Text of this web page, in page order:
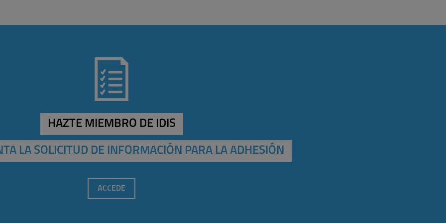
HAZTE MIEMBRO DE IDIS
LA SOLICITUD DE INFORMACIÓN PARA LA ADHESIÓN
ACCEDE